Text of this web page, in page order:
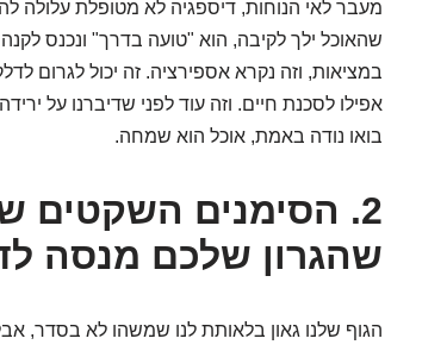
מעבר לאי הנוחות, דיספגיה לא מטופלת עלולה
שהאוכל ילך לקיבה, הוא "טועה בדרך" ונכנס
במציאות, וזה נקרא אספירציה. זה יכול לגרום
אפילו לסכנת חיים. וזה עוד לפני שדיברנו על
בואו נודה באמת, אוכל הוא שמחה.
שהגרון שלכם מנסה
הגוף שלנו גאון בלאותת לנו שמשהו לא בסדר,